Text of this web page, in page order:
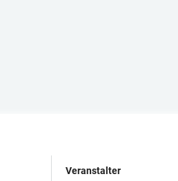
Veranstalter